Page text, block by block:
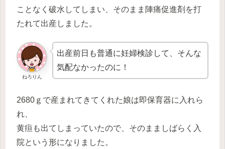
ことなく破水してしまい、そのまま陣痛促進剤を打
たれて出産しました。
ねろりん
出産前日も普通に妊婦検診して、そんな
気配なかったのに！
2680ｇで産まれてきてくれた娘は即保育器に入れら
れ、
黄疸も出てしまっていたので、そのまましばらく入
院という形になりました。